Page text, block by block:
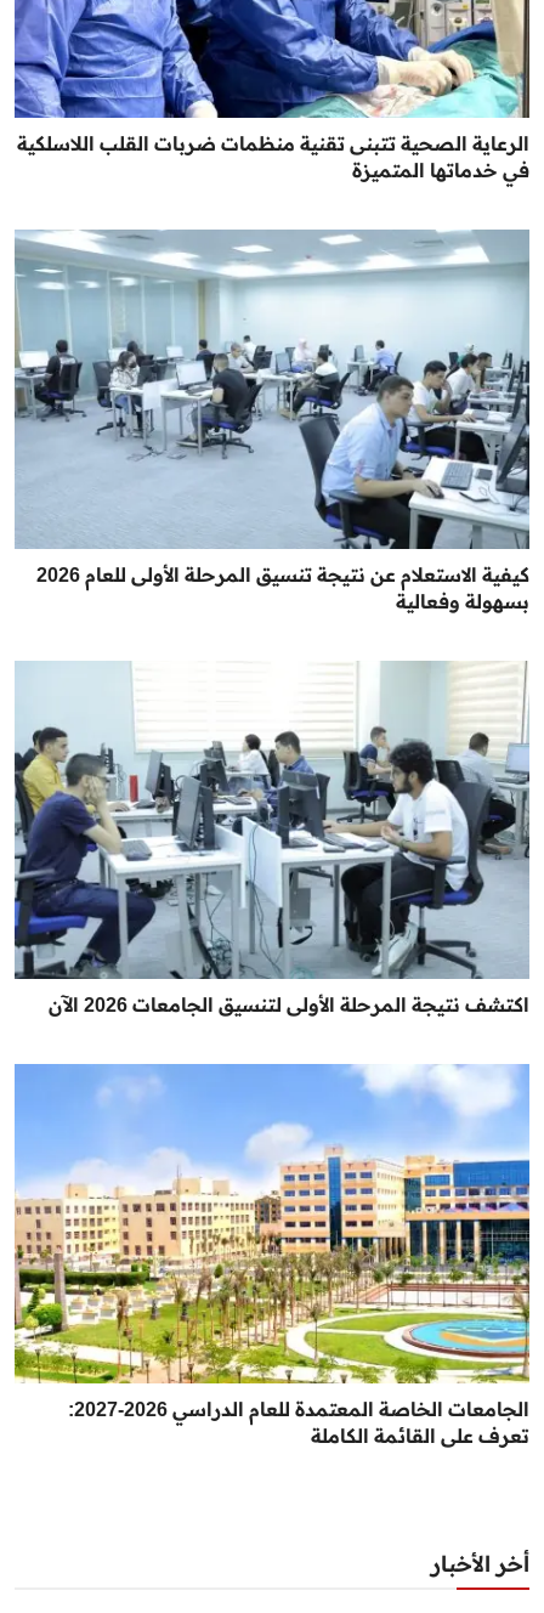
الرعاية الصحية تتبنى تقنية منظمات ضربات القلب اللاسلكية
في خدماتها المتميزة
كيفية الاستعلام عن نتيجة تنسيق المرحلة الأولى للعام 2026
بسهولة وفعالية
اكتشف نتيجة المرحلة الأولى لتنسيق الجامعات 2026 الآن
الجامعات الخاصة المعتمدة للعام الدراسي 2026-2027:
تعرف على القائمة الكاملة
أخر الأخبار